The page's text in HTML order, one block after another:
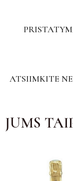
ATSIIMKITE
JUMS